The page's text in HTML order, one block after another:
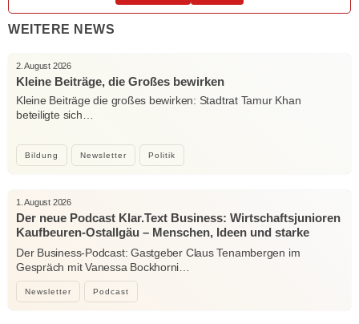
WEITERE NEWS
Bildung Newsletter Politik
2. August 2026
Kleine Beiträge, die Großes bewirken
Kleine Beiträge die großes bewirken: Stadtrat Tamur Khan
beteiligte sich…
Newsletter Podcast
1. August 2026
Der neue Podcast Klar.Text Business: Wirtschaftsjunioren
Kaufbeuren-Ostallgäu – Menschen, Ideen und starke
Verbindungen
Der Business-Podcast: Gastgeber Claus Tenambergen im
Gespräch mit Vanessa Bockhorni…